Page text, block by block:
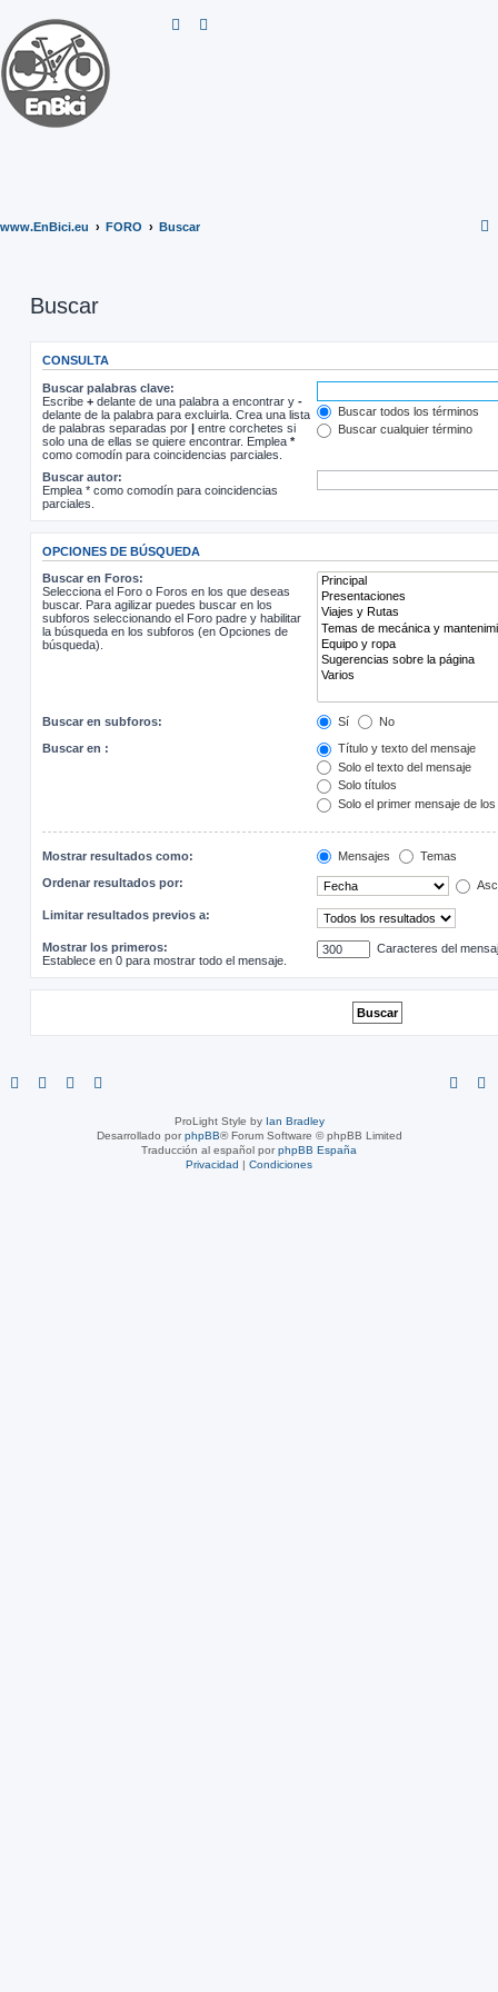
www.EnBici.eu FORO Buscar
Buscar
CONSULTA
Buscar palabras clave:
Escribe + delante de una palabra a encontrar y -
delante de la palabra para excluirla. Crea una lista
de palabras separadas por | entre corchetes si
solo una de ellas se quiere encontrar. Emplea *
como comodín para coincidencias parciales.
Buscar todos los términos
Buscar cualquier término
Buscar autor:
Emplea * como comodín para coincidencias
parciales.
OPCIONES DE BÚSQUEDA
Buscar en Foros:
Selecciona el Foro o Foros en los que deseas
buscar. Para agilizar puedes buscar en los
subforos seleccionando el Foro padre y habilitar
la búsqueda en los subforos (en Opciones de
búsqueda).
Buscar en subforos: Sí No
Buscar en :
Título y texto del mensaje
Solo el texto del mensaje
Solo títulos
Solo el primer mensaje de
Mostrar resultados como: Mensajes Temas
Ordenar resultados por:
Limitar resultados previos a:
Mostrar los primeros:
Establece en 0 para mostrar todo el mensaje.
Caracteres del
ProLight Style by Ian Bradley
Desarrollado porphpBB® Forum Software © phpBB Limited
Traducción al español porphpBB España
Privacidad | Condiciones